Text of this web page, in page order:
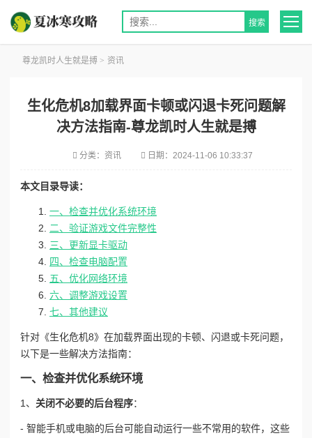
尊龙凯时人生就是搏 > 资讯
生化危机8加载界面卡顿或闪退卡死问题解
决方法指南-尊龙凯时人生就是搏
分类： 资讯 日期： 2024-11-06 10:33:37
本文目录导读：
一、检查并优化系统环境
二、验证游戏文件完整性
三、更新显卡驱动
四、检查电脑配置
五、优化网络环境
六、调整游戏设置
七、其他建议
针对《生化危机8》在加载界面出现的卡顿、闪退或卡死问题，
以下是一些解决方法指南：
一、检查并优化系统环境
1、 关闭不必要的后台程序：
- 智能手机或电脑的后台可能自动运行一些不常用的软件，这些